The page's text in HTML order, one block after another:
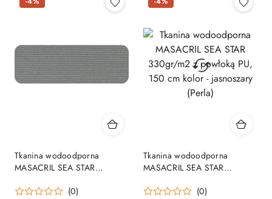
przed
obniżką
Tkanina wodoodporna
MASACRIL SEA STAR
cm kolor - szary (Gris)
(0)
Tkanina wodoodporna
MASACRIL SEA STAR
cm kolor - jasnoszary (Perla)
(0)